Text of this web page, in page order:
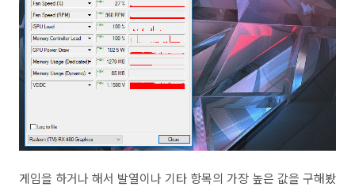
게임을 하거나 해서 발열이나 기타 항목의 가장 높은 값을 구해봤